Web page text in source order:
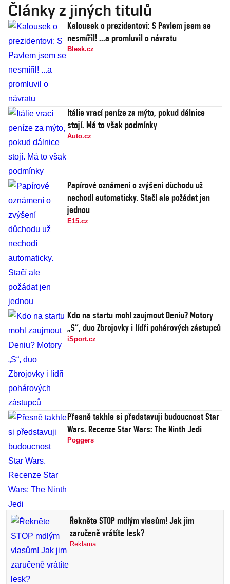
Články z jiných titulů
Kalousek o prezidentovi: S Pavlem jsem se
nesmířil! ...a promluvil o návratu
Blesk.cz
Itálie vrací peníze za mýto, pokud dálnice
stojí. Má to však podmínky
Auto.cz
Papírové oznámení o zvýšení důchodu už
nechodí automaticky. Stačí ale požádat jen
jednou
E15.cz
Kdo na startu mohl zaujmout Deniu? Motory
„S“, duo Zbrojovky i lídři pohárových zástupců
iSport.cz
Přesně takhle si představuji budoucnost Star
Wars. Recenze Star Wars: The Ninth Jedi
Poggers
Řekněte STOP mdlým vlasům! Jak jim
zaručeně vrátíte lesk?
Reklama